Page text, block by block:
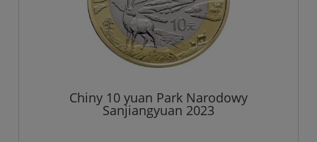
Chiny 10 yuan Park Narodowy
Sanjiangyuan 2023